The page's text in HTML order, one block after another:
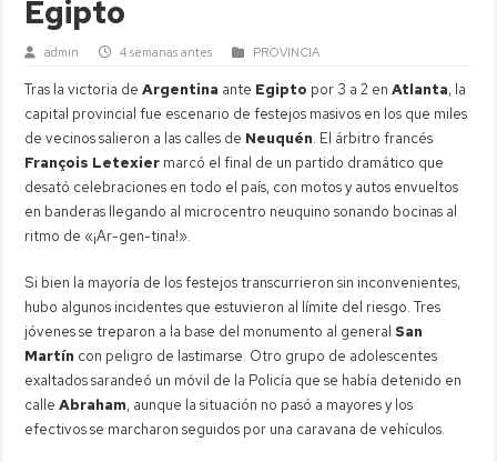
Egipto
admin 4 semanas antes PROVINCIA
Tras la victoria deArgentina ante Egipto por 3 a 2 enAtlanta, la
capital provincial fue escenario de festejos masivos en los que miles
de vecinos salieron a las calles de Neuquén. El árbitro francés
François Letexier marcó el final de un partido dramático que
desató celebraciones en todo el país, con motos y autos envueltos
en banderas llegando al microcentro neuquino sonando bocinas al
ritmo de «¡Ar-gen-tina!».
Si bien la mayoría de los festejos transcurrieron sin inconvenientes,
hubo algunos incidentes que estuvieron al límite del riesgo. Tres
jóvenes se treparon a la base del monumento al general San
Martín con peligro de lastimarse. Otro grupo de adolescentes
exaltados sarandeó un móvil de la Policía que se había detenido en
calleAbraham, aunque la situación no pasó a mayores y los
efectivos se marcharon seguidos por una caravana de vehículos.